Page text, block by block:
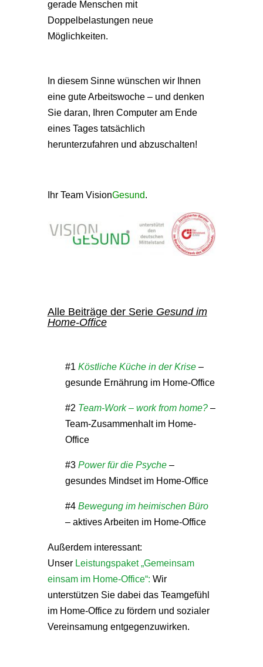
gerade Menschen mit
Doppelbelastungen neue
Möglichkeiten.
In diesem Sinne wünschen wir Ihnen
eine gute Arbeitswoche – und denken
Sie daran, Ihren Computer am Ende
eines Tages tatsächlich
herunterzufahren und abzuschalten!
Ihr Team VisionGesund.
Alle Beiträge der Serie Gesund im
Home-Office
#1 Köstliche Küche in der Krise–
gesunde Ernährung im Home-Office
#2 Team-Work – work from home?–
Team-Zusammenhalt im Home-
Office
#3 Power für die Psyche–
gesundes Mindset im Home-Office
#4 Bewegung im heimischen Büro
– aktives Arbeiten im Home-Office
Außerdem interessant:
Unser Leistungspaket „Gemeinsam
einsam im Home-Office“: Wir
unterstützen Sie dabei das Teamgefühl
im Home-Office zu fördern und sozialer
Vereinsamung entgegenzuwirken.